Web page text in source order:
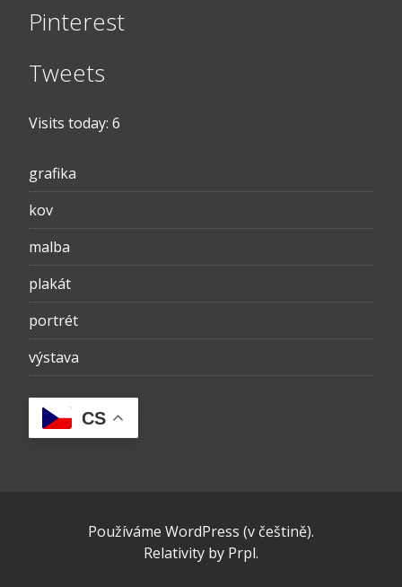
Pinterest
Tweets
Visits today: 6
grafika
kov
malba
plakát
portrét
výstava
CS
Používáme WordPress (v češtině).
Relativity by Prpl.